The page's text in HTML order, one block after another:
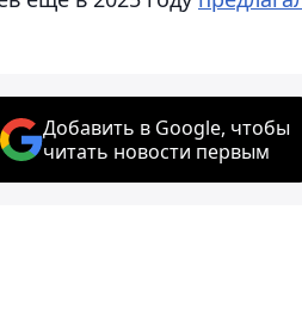
Добавить в Google, чтобы
читать новости первым